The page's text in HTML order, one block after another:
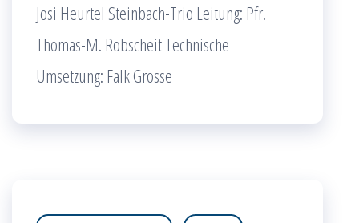
Josi Heurtel Steinbach-Trio Leitung: Pfr.
Thomas-M. Robscheit Technische
Umsetzung: Falk Grosse